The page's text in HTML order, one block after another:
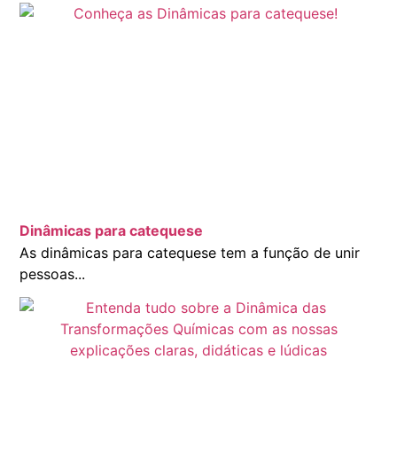
Dinâmicas para catequese
As dinâmicas para catequese tem a função de unir
pessoas...